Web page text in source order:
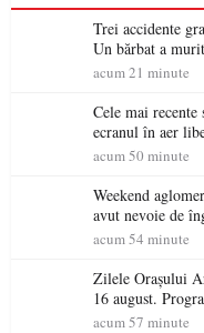
Trei accidente
Un bărbat a
acum 21 minute
Cele mai
ecranul în aer
cinematografice
acum 50 minute
Weekend
avut nevoie de
acum 54 minute
Zilele Orașului
16 august.
acum 57 minute